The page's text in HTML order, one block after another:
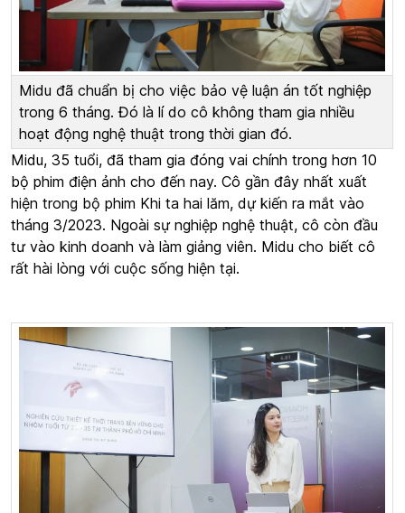
Midu đã chuẩn bị cho việc bảo vệ luận án tốt nghiệp
trong 6 tháng. Đó là lí do cô không tham gia nhiều
hoạt động nghệ thuật trong thời gian đó.
Midu, 35 tuổi, đã tham gia đóng vai chính trong hơn 10
bộ phim điện ảnh cho đến nay. Cô gần đây nhất xuất
hiện trong bộ phim Khi ta hai lăm, dự kiến ra mắt vào
tháng 3/2023. Ngoài sự nghiệp nghệ thuật, cô còn đầu
tư vào kinh doanh và làm giảng viên. Midu cho biết cô
rất hài lòng với cuộc sống hiện tại.